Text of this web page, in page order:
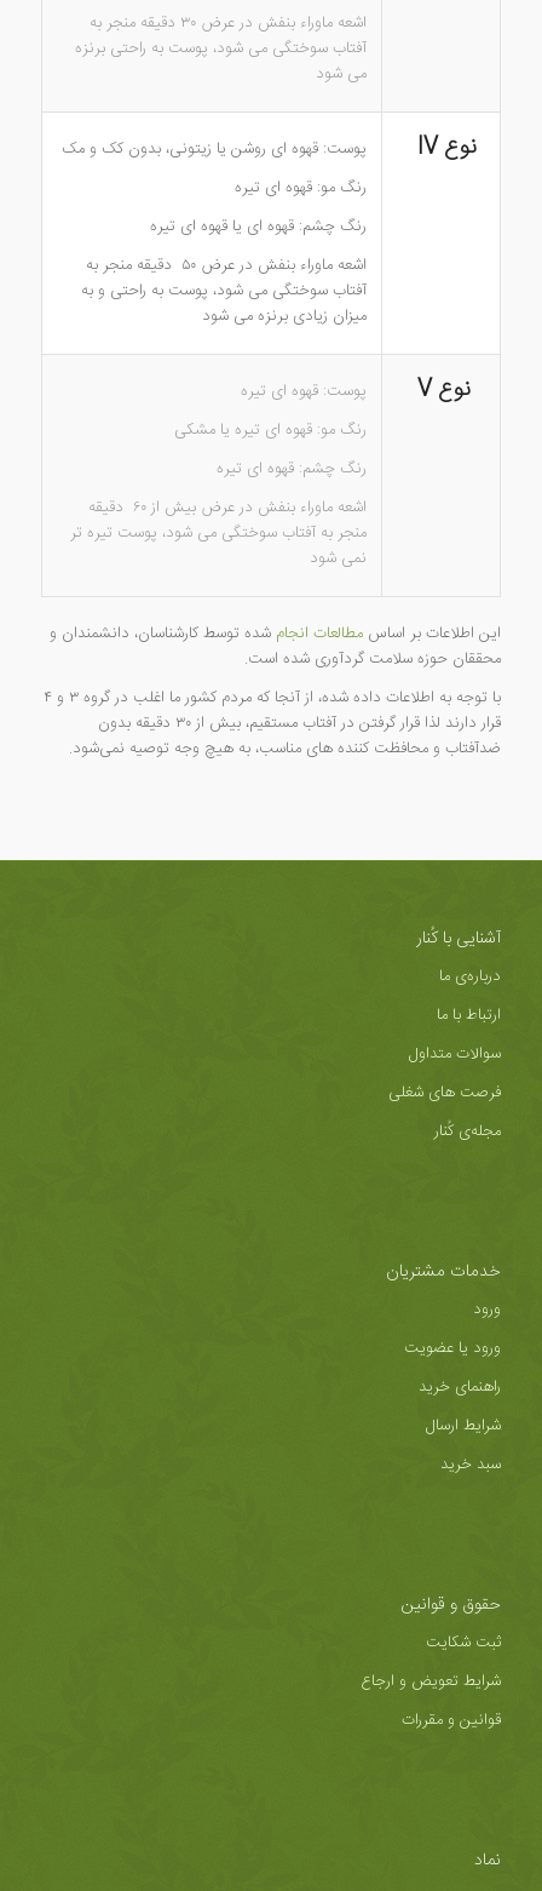
اشعه ماوراء بنفش در عرض ۳۰ دقیقه منجر به
آفتاب سوختگی می شود، پوست به راحتی برنزه
می شود
پوست: قهوه ای روشن یا زیتونی، بدون کک و مک
رنگ مو: قهوه ای تیره
رنگ چشم: قهوه ای یا قهوه ای تیره
اشعه ماوراء بنفش در عرض ۵۰ دقیقه منجر به
آفتاب سوختگی می شود، پوست به راحتی و به
میزان زیادی برنزه می شود
IV نوع
پوست: قهوه ای تیره
رنگ مو: قهوه ای تیره یا مشکی
رنگ چشم: قهوه ای تیره
اشعه ماوراء بنفش در عرض بیش از ۶۰ دقیقه
منجر به آفتاب سوختگی می شود، پوست تیره تر
نمی شود
V نوع
این اطلاعات بر اساس مطالعات انجام شده توسط کارشناسان، دانشمندان و
محققان حوزه سلامت گردآوری شده است.
با توجه به اطلاعات داده شده، از آنجا که مردم کشور ما اغلب در گروه ۳ و ۴
قرار دارند لذا قرار گرفتن در آفتاب مستقیم، بیش از ۳۰ دقیقه بدون
ضدآفتاب و محافظت کننده های مناسب، به هیچ وجه توصیه نمی‌شود.
آشنایی با کُنار
درباره‌ی ما
ارتباط با ما
سوالات متداول
فرصت های شغلی
مجله‌ی کُنار
خدمات مشتریان
ورود
ورود یا عضویت
راهنمای خرید
شرایط ارسال
سبد خرید
حقوق و قوانین
ثبت شکایت
شرایط تعویض و ارجاع
قوانین و مقررات
نماد